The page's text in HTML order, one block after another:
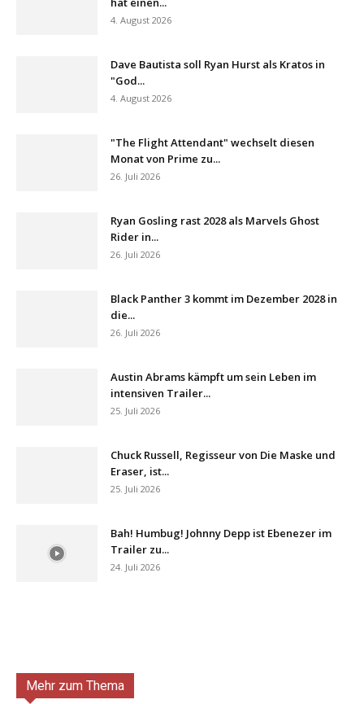
4. August 2026
Dave Bautista soll Ryan Hurst als Kratos in
"God...
4. August 2026
"The Flight Attendant" wechselt diesen
Monat von Prime zu...
26. Juli 2026
Ryan Gosling rast 2028 als Marvels Ghost
Rider in...
26. Juli 2026
Black Panther 3 kommt im Dezember 2028 in
die...
26. Juli 2026
Austin Abrams kämpft um sein Leben im
intensiven Trailer...
25. Juli 2026
Chuck Russell, Regisseur von Die Maske und
Eraser, ist...
25. Juli 2026
Bah! Humbug! Johnny Depp ist Ebenezer im
Trailer zu...
24. Juli 2026
Mehr zum Thema